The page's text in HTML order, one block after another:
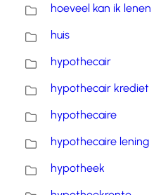
hoeveel kan ik lenen
huis
hypothecair
hypothecair krediet
hypothecaire
hypothecaire lening
hypotheek